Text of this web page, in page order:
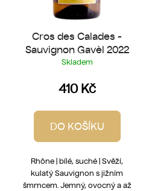
Cros des Calades -
Sauvignon Gavèl 2022
Skladem
410 Kč
DO KOŠÍKU
Rhône | bílé, suché | Svěží,
kulatý Sauvignon s jižním
šmrncem. Jemný, ovocný a až